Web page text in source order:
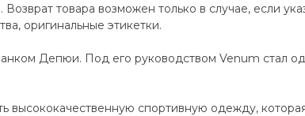
Возврат товара возможен только в случае, если
оригинальные этикетки.
Депюи. Под его руководством Venum стал
спортивную одежду, которая